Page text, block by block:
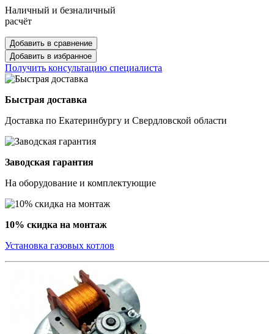
Наличный и безналичный
расчёт
Добавить в сравнение
Добавить в избранное
Получить консультацию специалиста
Быстрая доставка
Доставка по Екатеринбургу и Свердловской области
Заводская гарантия
На оборудование и комплектующие
10% скидка на монтаж
Установка газовых котлов